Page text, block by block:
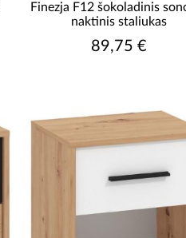
Finezja F12 šokoladinis
naktinis staliukas
89,75 €